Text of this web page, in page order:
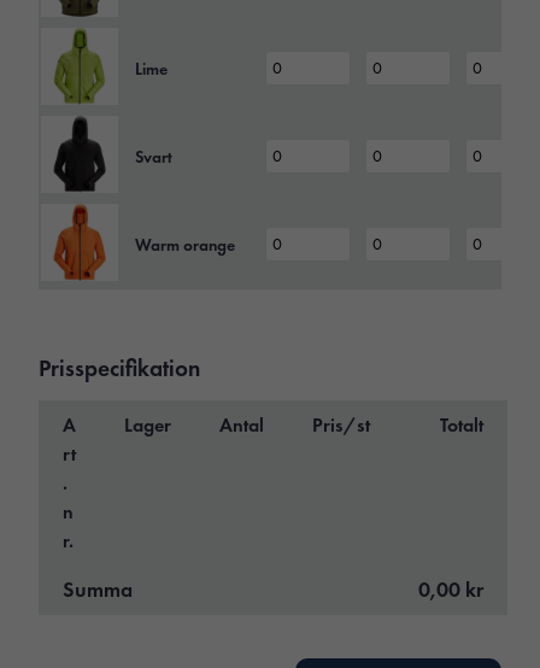
Lime
Svart
Warm orange
Prisspecifikation
A
rt
.
n
r.
Lager Antal Pris/st Totalt
Summa 0,00 kr